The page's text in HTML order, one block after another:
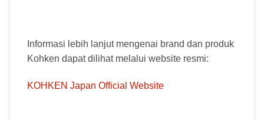
Informasi lebih lanjut mengenai brand dan produk
Kohken dapat dilihat melalui website resmi:
KOHKEN Japan Official Website